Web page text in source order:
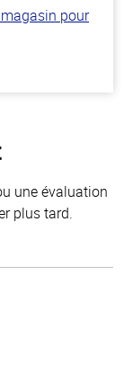
pour
une évaluation
plus tard.